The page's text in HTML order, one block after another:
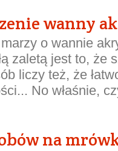
wanny
o wannie
zaletą jest to, że
liczy też, że
No właśnie,
na